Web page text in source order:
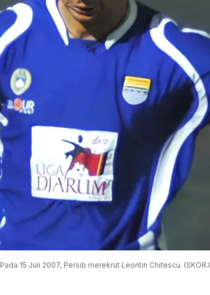
Pada 15 Juli 2007, Persib merekrut Leontin Chitescu.